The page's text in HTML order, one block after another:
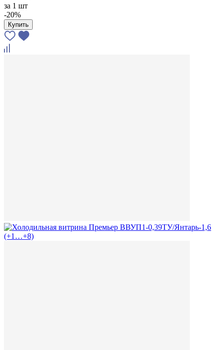
за 1 шт
-20%
Купить